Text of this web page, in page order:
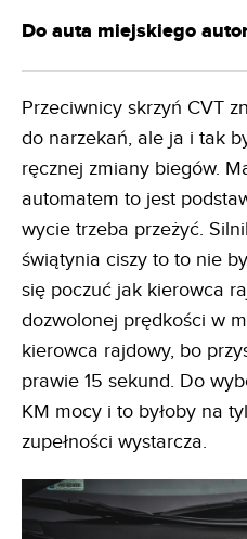
Do auta miejskiego
Przeciwnicy skrzyń CVT
do narzekań, ale ja i tak
ręcznej zmiany biegów.
automatem to jest
wycie trzeba przeżyć.
świątynia ciszy to to nie
się poczuć jak kierowca
dozwolonej prędkości w
kierowca rajdowy, bo
prawie 15 sekund. Do
KM mocy i to byłoby na
zupełności wystarcza.